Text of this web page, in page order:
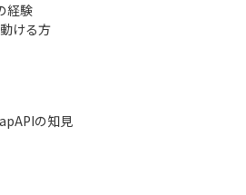
経験
ける方